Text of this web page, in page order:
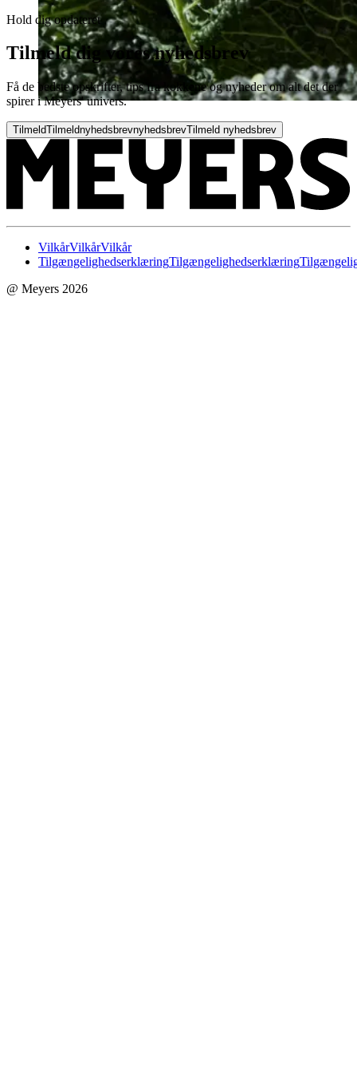
Hold dig opdateret
Tilmeld dig vores nyhedsbrev
Få de bedste opskrifter, tips fra kokkene og nyheder om alt det der
spirer i Meyers' univers.
TilmeldTilmeldnyhedsbrevnyhedsbrevTilmeld nyhedsbrev
VilkårVilkårVilkår
TilgængelighedserklæringTilgængelighedserklæring
@ Meyers 2026